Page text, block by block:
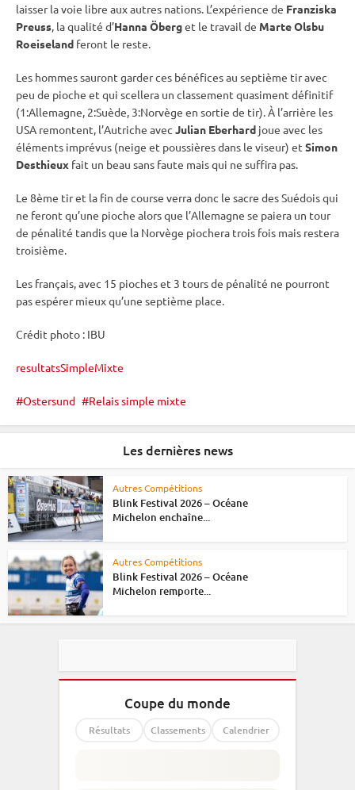
laisser la voie libre aux autres nations. L’expérience de Franziska
Preuss, la qualité d’Hanna Öberget le travail de Marte Olsbu
Roeiseland feront le reste.
Les hommes sauront garder ces bénéfices au septième tir avec
peu de pioche et qui scellera un classement quasiment définitif
(1:Allemagne, 2:Suède, 3:Norvège en sortie de tir). À l’arrière les
USA remontent, l’Autriche avec Julian Eberhard joue avec les
éléments imprévus (neige et poussières dans le viseur) et Simon
Desthieux fait un beau sans faute mais qui ne suffira pas.
Le 8ème tir et la fin de course verra donc le sacre des Suédois qui
ne feront qu’une pioche alors que l’Allemagne se paiera un tour
de pénalité tandis que la Norvège piochera trois fois mais restera
troisième.
Les français, avec 15 pioches et 3 tours de pénalité ne pourront
pas espérer mieux qu’une septième place.
Crédit photo : IBU
resultatsSimpleMixte
Ostersund Relais simple mixte
Les dernières news
Autres Compétitions
Blink Festival 2026 – Océane
Michelon enchaîne...
Autres Compétitions
Blink Festival 2026 – Océane
Michelon remporte...
Coupe du monde
Résultats Classements Calendrier